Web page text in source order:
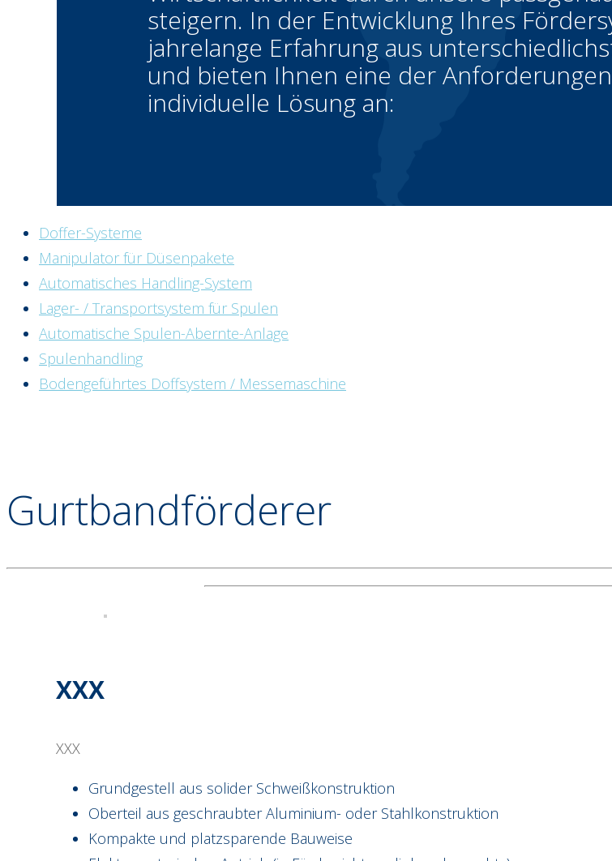
steigern. In der Entwicklung Ihres
jahrelange Erfahrung aus
und bieten Ihnen eine der
individuelle Lösung an:
Doffer-Systeme
Manipulator für Düsenpakete
Automatisches Handling-System
Lager- / Transportsystem für Spulen
Automatische Spulen-Abernte-Anlage
Spulenhandling
Bodengeführtes Doffsystem / Messemaschine
Gurtbandförderer
XXX
XXX
Grundgestell aus solider Schweißkonstruktion
Oberteil aus geschraubter Aluminium- oder Stahlkonstruktion
Kompakte und platzsparende Bauweise